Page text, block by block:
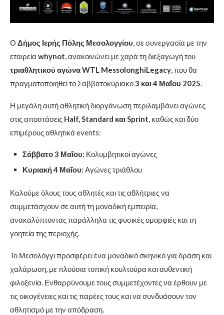
Ο Δήμος Ιερής Πόλης Μεσολογγίου, σε συνεργασία με την
εταιρεία whynot, ανακοινώνει με χαρά τη διεξαγωγή του
τριαθλητικού αγώνα WTL MessolonghiLegacy, που θα
πραγματοποιηθεί το Σαββατοκύριακο3 και 4 Μαΐου 2025.
Η μεγάλη αυτή αθλητική διοργάνωση περιλαμβάνει αγώνες
στις αποστάσεις Half, Standard και Sprint, καθώς και δύο
επιμέρους αθλητικά events:
Σάββατο 3 Μαΐου: Κολυμβητικοί αγώνες
Κυριακή 4 Μαΐου: Αγώνες τριάθλου
Καλούμε όλους τους αθλητές και τις αθλήτριες να
συμμετάσχουν σε αυτή τη μοναδική εμπειρία,
ανακαλύπτοντας παράλληλα τις φυσικές ομορφιές και τη
γοητεία της περιοχής.
Το Μεσολόγγι προσφέρει ένα μοναδικό σκηνικό για δράση και
χαλάρωση, με πλούσια τοπική κουλτούρα και αυθεντική
φιλοξενία. Ενθαρρύνουμε τους συμμετέχοντες να έρθουν με
τις οικογένειες και τις παρέες τους και να συνδυάσουν τον
αθλητισμό με την απόδραση.